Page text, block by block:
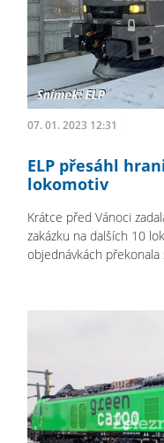
07. 01. 2023 12:31
ELP přesáhl
lokomotiv
Krátce před Vánoci
zakázku na dalších 10
objednávkách